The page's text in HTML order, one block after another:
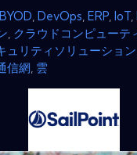
BYOD DevOps ERP IoT
クラウドコンピューテ
ュリティソリューション
信網 雲